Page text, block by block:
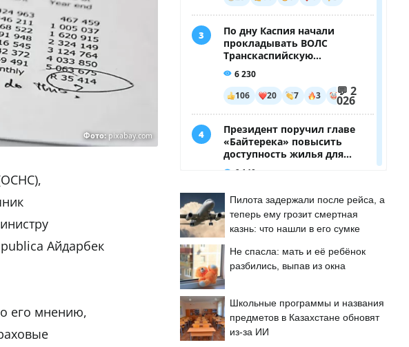
Фото:pixabay.com
Айдарбек
его мнению,
Пилота задержали после рейса, а
теперь ему грозит смертная
казнь: что нашли в его сумке
Не спасла: мать и её ребёнок
разбились, выпав из окна
Школьные программы и названия
предметов в Казахстане обновят
из-за ИИ